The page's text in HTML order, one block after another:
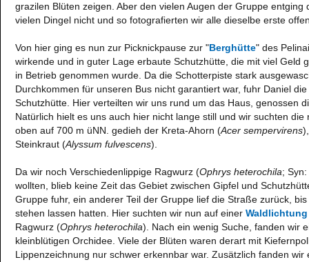
grazilen Blüten zeigen. Aber den vielen Augen der Gruppe entging
vielen Dingel nicht und so fotografierten wir alle dieselbe erste
Von hier ging es nun zur Picknickpause zur "Berghütte" des
wirkende und in guter Lage erbaute Schutzhütte, die mit viel Geld
in Betrieb genommen wurde. Da die Schotterpiste stark
Durchkommen für unseren Bus nicht garantiert war, fuhr Daniel
Schutzhütte. Hier verteilten wir uns rund um das Haus, genossen
Natürlich hielt es uns auch hier nicht lange still und wir suchten
oben auf 700 m üNN. gedieh der Kreta-Ahorn (Acer sempervirens
Steinkraut (Alyssum fulvescens).
Da wir noch Verschiedenlippige Ragwurz (Ophrys heterochila;
wollten, blieb keine Zeit das Gebiet zwischen Gipfel und
Gruppe fuhr, ein anderer Teil der Gruppe lief die Straße zurück,
stehen lassen hatten. Hier suchten wir nun auf einer Waldlichtung
Ragwurz (Ophrys heterochila). Nach ein wenig Suche, fanden wir
kleinblütigen Orchidee. Viele der Blüten waren derart mit
Lippenzeichnung nur schwer erkennbar war. Zusätzlich fanden wir